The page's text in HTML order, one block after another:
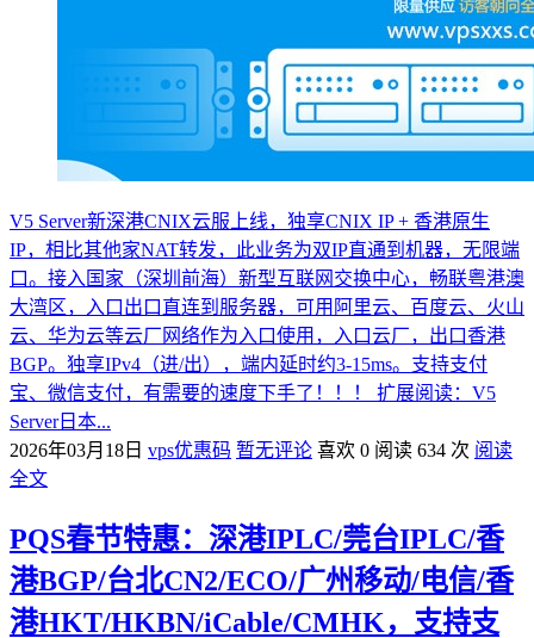
V5 Server新深港CNIX云服上线，独享CNIX IP + 香港原生
IP，相比其他家NAT转发，此业务为双IP直通到机器，无限端
口。接入国家（深圳前海）新型互联网交换中心，畅联粤港澳
大湾区，入口出口直连到服务器，可用阿里云、百度云、火山
云、华为云等云厂网络作为入口使用，入口云厂，出口香港
BGP。独享IPv4（进/出），端内延时约3-15ms。支持支付
宝、微信支付，有需要的速度下手了！！！ 扩展阅读：V5
Server日本...
2026年03月18日 vps优惠码 暂无评论 喜欢 0 阅读 634 次 阅读
全文
PQS春节特惠：深港IPLC/莞台IPLC/香
港BGP/台北CN2/ECO/广州移动/电信/香
港HKT/HKBN/iCable/CMHK，支持支